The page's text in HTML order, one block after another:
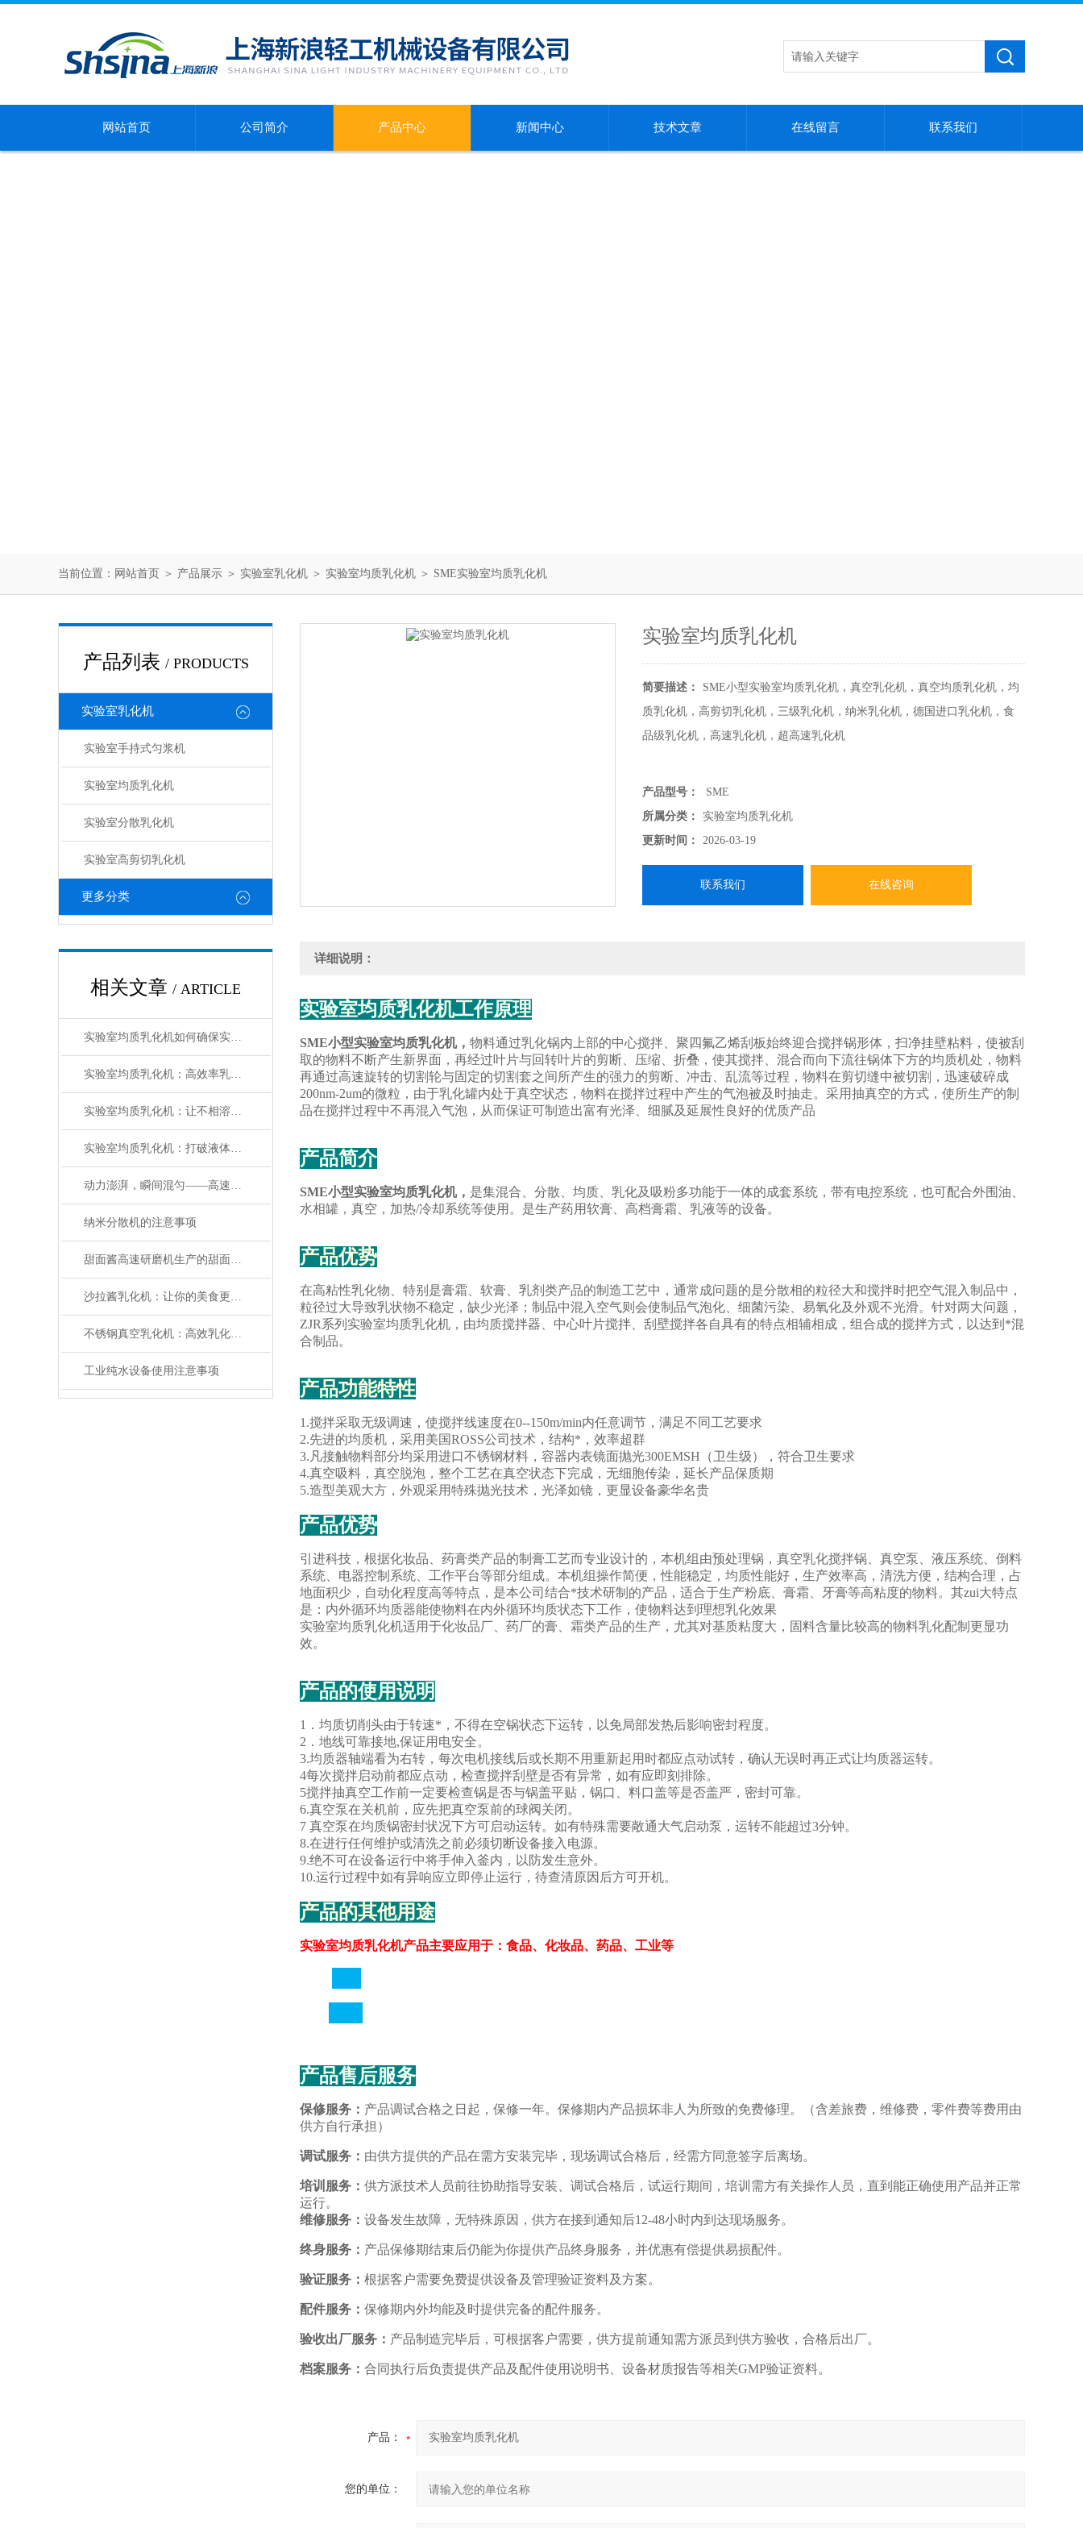
网站首页 公司简介 产品中心 新闻中心 技术文章 在线留言 联系我们
当前位置： 网站首页 ＞ 产品展示 ＞ 实验室乳化机 ＞ 实验室均质乳化机 ＞ SME实验室均质乳化机
产品列表 / PRODUCTS
实验室乳化机
实验室手持式匀浆机
实验室均质乳化机
实验室分散乳化机
实验室高剪切乳化机
更多分类
相关文章 / ARTICLE
实验室均质乳化机如何确保实验结果的一致性
实验室均质乳化机：高效率乳化技术的创新突破
实验室均质乳化机：让不相溶物质均匀分散
实验室均质乳化机：打破液体界面，创造细腻乳液
动力澎湃，瞬间混匀——高速分散机，科研加速的秘密
纳米分散机的注意事项
甜面酱高速研磨机生产的甜面酱具有的营养功效
沙拉酱乳化机：让你的美食更加浓郁细腻
不锈钢真空乳化机：高效乳化与混合的工业解决方案及其技术优势
工业纯水设备使用注意事项
实验室均质乳化机
简要描述：
SME小型实验室均质乳化机，真空乳化机，真空均质乳化机，均
质乳化机，高剪切乳化机，三级乳化机，纳米乳化机，德国进口乳化机，食
品级乳化机，高速乳化机，超高速乳化机
产品型号：
SME
所属分类：
实验室均质乳化机
更新时间：
2026-03-19
联系我们 在线咨询
详细说明：
实验室均质乳化机工作原理
SME小型实验室均质乳化机， 物料通过乳化锅内上部的中心搅拌、聚四氟乙烯刮板始终迎合搅拌锅形体，扫净挂壁粘料，使被刮
取的物料不断产生新界面，再经过叶片与回转叶片的剪断、压缩、折叠，使其搅拌、混合而向下流往锅体下方的均质机处，物料
再通过高速旋转的切割轮与固定的切割套之间所产生的强力的剪断、冲击、乱流等过程，物料在剪切缝中被切割，迅速破碎成
200nm-2um的微粒，由于乳化罐内处于真空状态，物料在搅拌过程中产生的气泡被及时抽走。采用抽真空的方式，使所生产的制
品在搅拌过程中不再混入气泡，从而保证可制造出富有光泽、细腻及延展性良好的优质产品
产品简介
SME小型实验室均质乳化机， 是集混合、分散、均质、乳化及吸粉多功能于一体的成套系统，带有电控系统，也可配合外围油、
水相罐，真空，加热/冷却系统等使用。是生产药用软膏、高档膏霜、乳液等的设备。
产品优势
在高粘性乳化物、特别是膏霜、软膏、乳剂类产品的制造工艺中，通常成问题的是分散相的粒径大和搅拌时把空气混入制品中，
粒径过大导致乳状物不稳定，缺少光泽；制品中混入空气则会使制品气泡化、细菌污染、易氧化及外观不光滑。针对两大问题，
ZJR系列实验室均质乳化机，由均质搅拌器、中心叶片搅拌、刮壁搅拌各自具有的特点相辅相成，组合成的搅拌方式，以达到*混
合制品。
产品功能特性
1.搅拌采取无级调速，使搅拌线速度在0--150m/min内任意调节，满足不同工艺要求
2.先进的均质机，采用美国ROSS公司技术，结构*，效率超群
3. 凡接触物料部分均采用进口不锈钢材料，容器内表镜面抛光300EMSH（卫生级），符合卫生要求
4.真空吸料，真空脱泡，整个工艺在真空状态下完成，无细胞传染，延长产品保质期
5.造型美观大方，外观采用特殊抛光技术，光泽如镜，更显设备豪华名贵
产品优势
引进科技，根据化妆品、药膏类产品的制膏工艺而专业设计的，本机组由预处理锅，真空乳化搅拌锅、真空泵、液压系统、倒料
系统、电器控制系统、工作平台等部分组成。本机组操作简便，性能稳定，均质性能好，生产效率高，清洗方便，结构合理，占
地面积少，自动化程度高等特点，是本公司结合*技术研制的产品，适合于生产粉底、膏霜、牙膏等高粘度的物料。其zui大特点
是：内外循环均质器能使物料在内外循环均质状态下工作，使物料达到理想乳化效果
实验室均质乳化机适用于化妆品厂、药厂的膏、霜类产品的生产，尤其对基质粘度大，固料含量比较高的物料乳化配制更显功
效。
产品的使用说明
1．均质切削头由于转速*，不得在空锅状态下运转，以免局部发热后影响密封程度。
2．地线可靠接地,保证用电安全。
3.均质器轴端看为右转，每次电机接线后或长期不用重新起用时都应点动试转，确认无误时再正式让均质器运转。
4每次搅拌启动前都应点动，检查搅拌刮壁是否有异常，如有应即刻排除。
5搅拌抽真空工作前一定要检查锅是否与锅盖平贴，锅口、料口盖等是否盖严，密封可靠。
6.真空泵在关机前，应先把真空泵前的球阀关闭。
7 真空泵在均质锅密封状况下方可启动运转。如有特殊需要敞通大气启动泵，运转不能超过3分钟。
8.在进行任何维护或清洗之前必须切断设备接入电源。
9.绝不可在设备运行中将手伸入釜内，以防发生意外。
10.运行过程中如有异响应立即停止运行，待查清原因后方可开机。
产品的其他用途
实验室均质乳化机产品主要应用于：食品、化妆品、药品、工业等
产品售后服务
保修服务： 产品调试合格之日起，保修一年。保修期内产品损坏非人为所致的免费修理。（含差旅费，维修费，零件费等费用由
供方自行承担）
调试服务： 由供方提供的产品在需方安装完毕，现场调试合格后，经需方同意签字后离场。
培训服务： 供方派技术人员前往协助指导安装、调试合格后，试运行期间，培训需方有关操作人员，直到能正确使用产品并正常
运行。
维修服务： 设备发生故障，无特殊原因，供方在接到通知后12-48小时内到达现场服务。
终身服务： 产品保修期结束后仍能为你提供产品终身服务，并优惠有偿提供易损配件。
验证服务： 根据客户需要免费提供设备及管理验证资料及方案。
配件服务： 保修期内外均能及时提供完备的配件服务。
验收出厂服务： 产品制造完毕后，可根据客户需要，供方提前通知需方派员到供方验收，合格后出厂。
档案服务： 合同执行后负责提供产品及配件使用说明书、设备材质报告等相关GMP验证资料。
产品：
您的单位：